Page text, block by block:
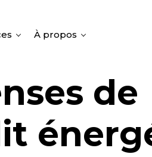
À propos
de